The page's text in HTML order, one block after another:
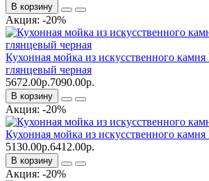
В корзину
Акция: -20%
Кухонная мойка из искусственного
глянцевый черная
5672.00р.7090.00р.
В корзину
Акция: -20%
Кухонная мойка из искусственного
5130.00р.6412.00р.
В корзину
Акция: -20%